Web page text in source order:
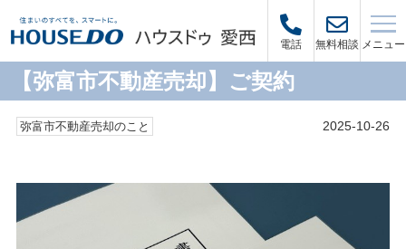
電話 無料相談 メニュー
【弥富市不動産売却】ご契約
弥富市不動産売却のこと 2025-10-26